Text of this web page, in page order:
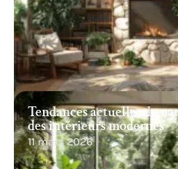
Tendances actuelles du
des intérieurs modernes
11 mars 2026